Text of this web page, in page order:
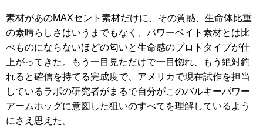
素材があのMAXセント素材だけに、その質感、生命体比重
の素晴らしさはいうまでもなく、パワーベイト素材とは比
べものにならないほどの匂いと生命感のプロトタイプが仕
上がってきた。もう一目見ただけで一目惚れ、もう絶対釣
れると確信を持てる完成度で、アメリカで現在試作を担当
しているラボの研究者がまるで自分がこのバルキーパワー
アームホッグに意図した狙いのすべてを理解しているよう
にさえ思えた。